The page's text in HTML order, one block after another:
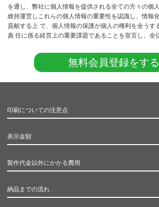
無料会員登録をする
印刷についての注意点
表示金額
製作代金以外にかかる費用
納品までの流れ